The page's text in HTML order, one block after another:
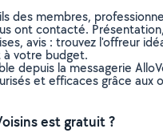
des membres,
ont contacté.
avis : trouvez l'offreur
votre budget.
depuis la messagerie
et efficaces grâce aux
est gratuit ?